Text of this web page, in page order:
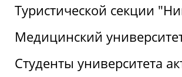
Туристической секции
Медицинский
Студенты университета